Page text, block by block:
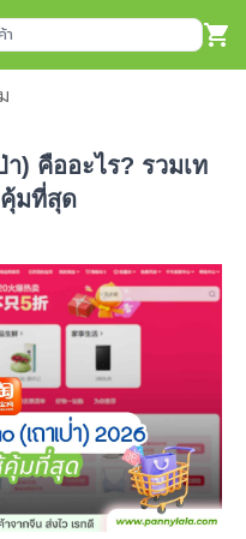
า) คืออะไร? รวมเท
มที่สุด